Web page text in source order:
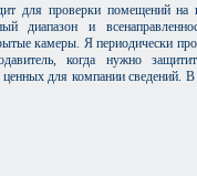
для проверки помещений на
диапазон и
камеры. Я периодически
когда нужно
ценных для компании сведений.